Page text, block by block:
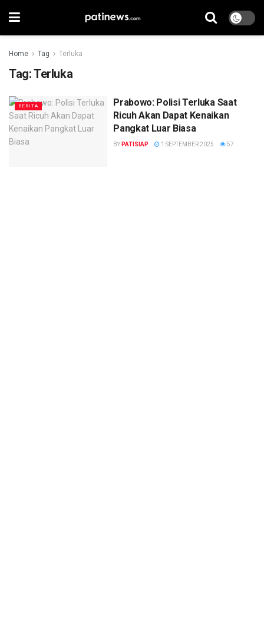
Home Tag Terluka
Tag:Terluka
BERITA
Prabowo: Polisi Terluka Saat
Ricuh Akan Dapat Kenaikan
Pangkat Luar Biasa
BY PATISIAP 1 SEPTEMBER 2025 57